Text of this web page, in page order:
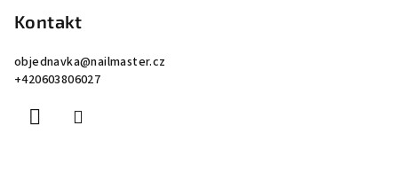
Kontakt
objednavka@nailmaster.cz
+420603806027